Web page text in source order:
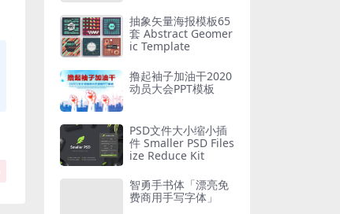
抽象矢量海报模板65
套 Abstract Geomer
ic Template
撸起袖子加油干2020
动员大会PPT模板
PSD文件大小缩小插
件 Smaller PSD Files
ize Reduce Kit
智勇手书体「漂亮免
费商用手写字体」